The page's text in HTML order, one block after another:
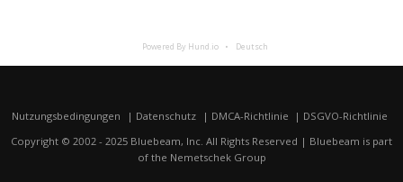
Powered By Hund.io Deutsch
Nutzungsbedingungen Datenschutz DMCA-Richtlinie
DSGVO-Richtlinie
Copyright © 2002 - 2025 Bluebeam, Inc. All Rights Reserved | Bluebeam is part
of the Nemetschek Group